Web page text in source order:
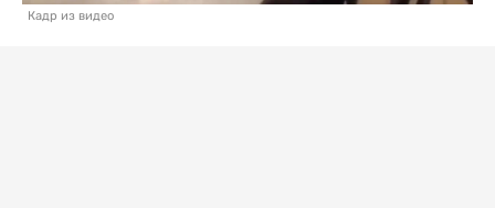
Кадр из видео